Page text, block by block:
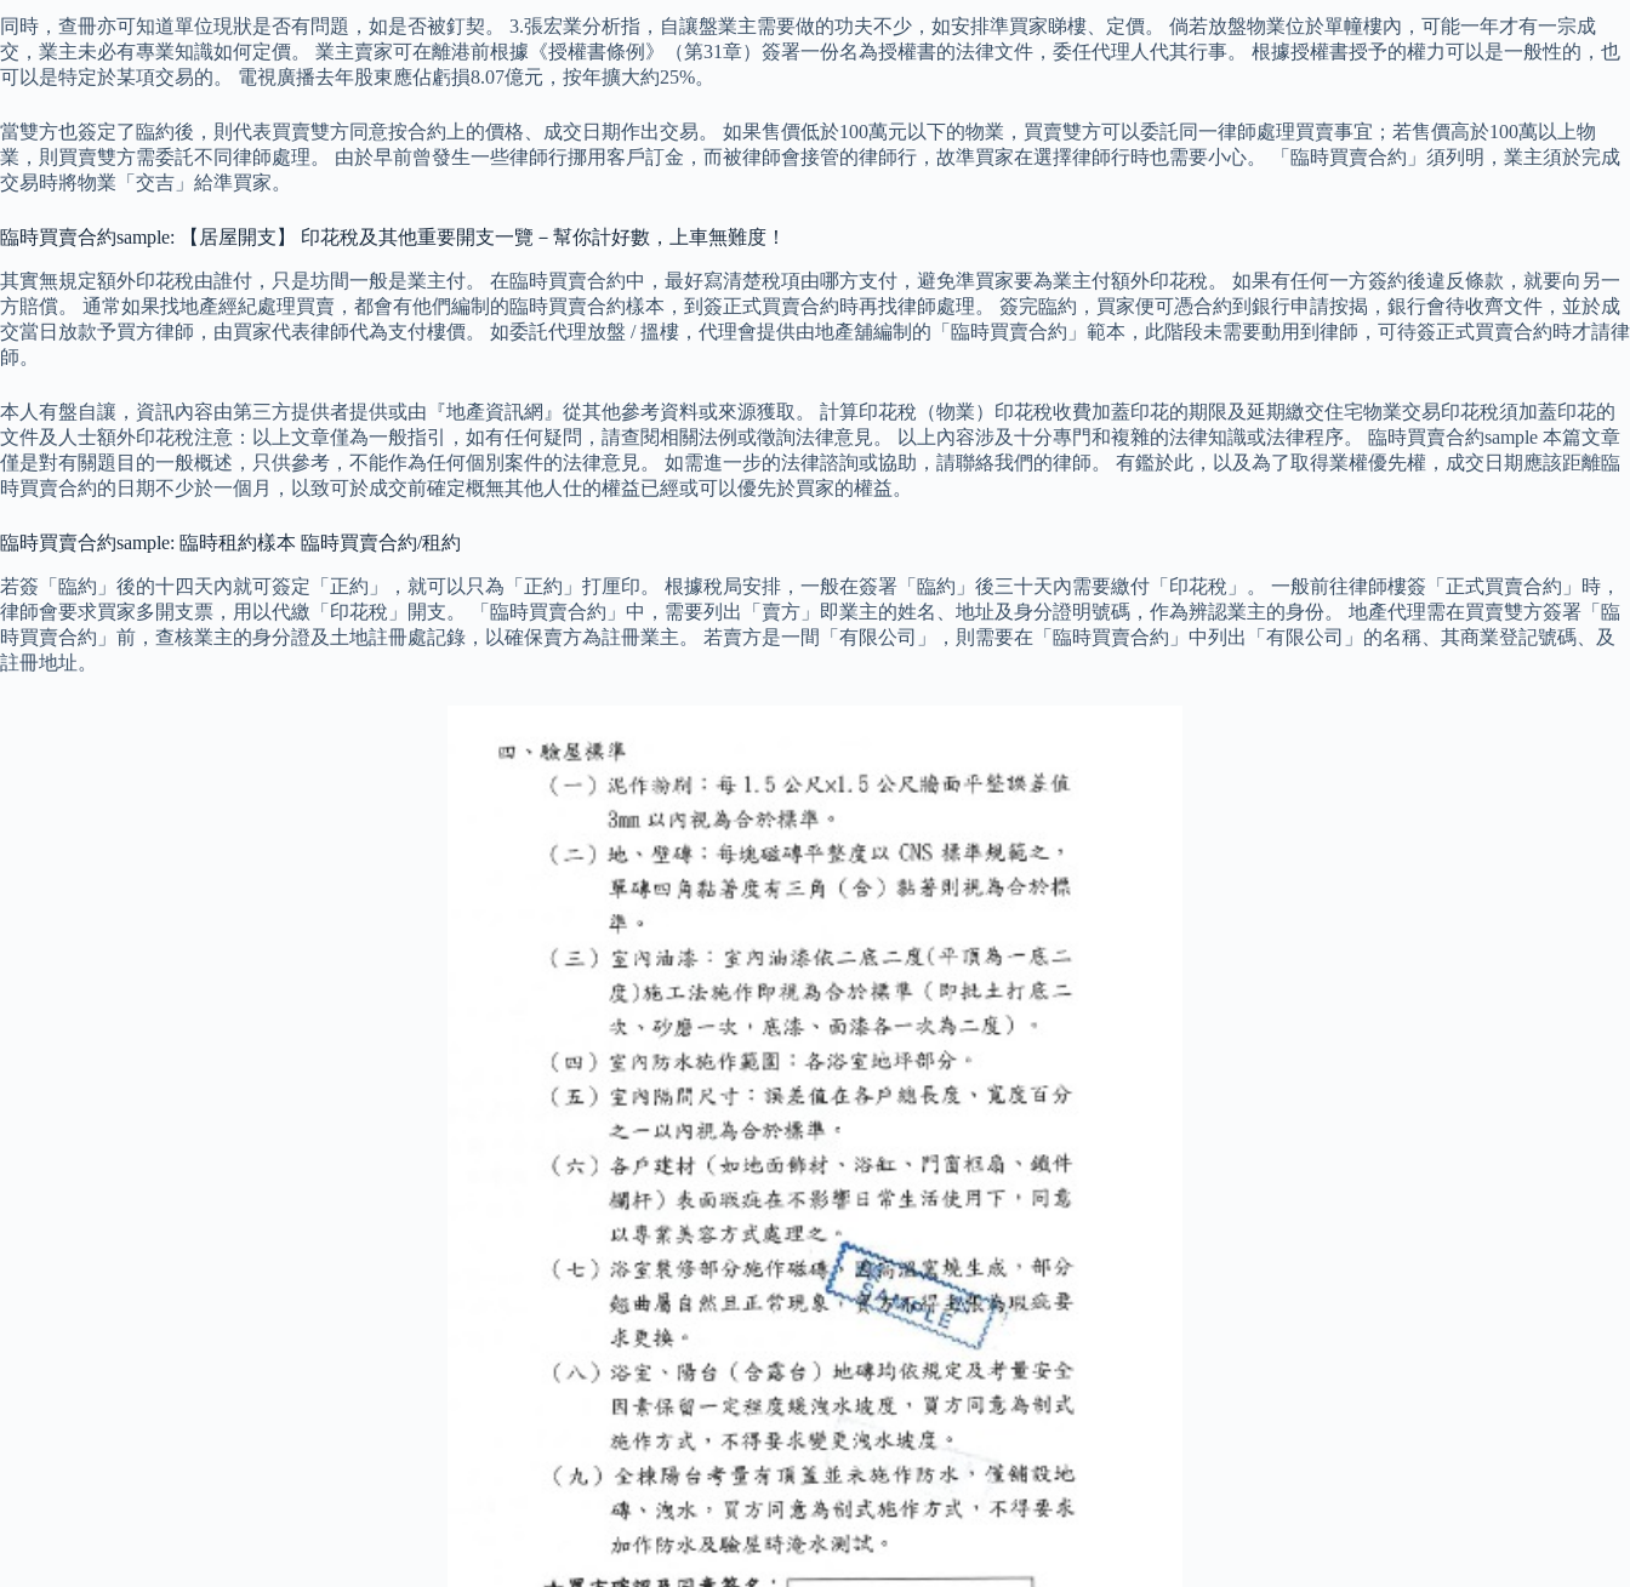
同時，查冊亦可知道單位現狀是否有問題，如是否被釘契。 3.張宏業分析指，自讓盤業主需要做的功夫不少，如安排準買家睇樓、定價。 倘若放盤物業位於單幢樓內，可能一年才有一宗成
交，業主未必有專業知識如何定價。 業主賣家可在離港前根據《授權書條例》（第31章）簽署一份名為授權書的法律文件，委任代理人代其行事。 根據授權書授予的權力可以是一般性的，也
可以是特定於某項交易的。 電視廣播去年股東應佔虧損8.07億元，按年擴大約25%。
當雙方也簽定了臨約後，則代表買賣雙方同意按合約上的價格、成交日期作出交易。 如果售價低於100萬元以下的物業，買賣雙方可以委託同一律師處理買賣事宜；若售價高於100萬以上物
業，則買賣雙方需委託不同律師處理。 由於早前曾發生一些律師行挪用客戶訂金，而被律師會接管的律師行，故準買家在選擇律師行時也需要小心。 「臨時買賣合約」須列明，業主須於完成
交易時將物業「交吉」給準買家。
臨時買賣合約sample: 【居屋開支】 印花稅及其他重要開支一覽－幫你計好數，上車無難度！
其實無規定額外印花稅由誰付，只是坊間一般是業主付。 在臨時買賣合約中，最好寫清楚稅項由哪方支付，避免準買家要為業主付額外印花稅。 如果有任何一方簽約後違反條款，就要向另一
方賠償。 通常如果找地產經紀處理買賣，都會有他們編制的臨時買賣合約樣本，到簽正式買賣合約時再找律師處理。 簽完臨約，買家便可憑合約到銀行申請按揭，銀行會待收齊文件，並於成
交當日放款予買方律師，由買家代表律師代為支付樓價。 如委託代理放盤 / 搵樓，代理會提供由地產舖編制的「臨時買賣合約」範本，此階段未需要動用到律師，可待簽正式買賣合約時才請律
師。
本人有盤自讓，資訊內容由第三方提供者提供或由『地產資訊網』從其他參考資料或來源獲取。 計算印花稅（物業）印花稅收費加蓋印花的期限及延期繳交住宅物業交易印花稅須加蓋印花的
文件及人士額外印花稅注意：以上文章僅為一般指引，如有任何疑問，請查閱相關法例或徵詢法律意見。 以上內容涉及十分專門和複雜的法律知識或法律程序。 臨時買賣合約sample 本篇文章
僅是對有關題目的一般概述，只供參考，不能作為任何個別案件的法律意見。 如需進一步的法律諮詢或協助，請聯絡我們的律師。 有鑑於此，以及為了取得業權優先權，成交日期應該距離臨
時買賣合約的日期不少於一個月，以致可於成交前確定概無其他人仕的權益已經或可以優先於買家的權益。
臨時買賣合約sample: 臨時租約樣本 臨時買賣合約/租約
若簽「臨約」後的十四天內就可簽定「正約」，就可以只為「正約」打厘印。 根據稅局安排，一般在簽署「臨約」後三十天內需要繳付「印花稅」。 一般前往律師樓簽「正式買賣合約」時，
律師會要求買家多開支票，用以代繳「印花稅」開支。 「臨時買賣合約」中，需要列出「賣方」即業主的姓名、地址及身分證明號碼，作為辨認業主的身份。 地產代理需在買賣雙方簽署「臨
時買賣合約」前，查核業主的身分證及土地註冊處記錄，以確保賣方為註冊業主。 若賣方是一間「有限公司」，則需要在「臨時買賣合約」中列出「有限公司」的名稱、其商業登記號碼、及
註冊地址。